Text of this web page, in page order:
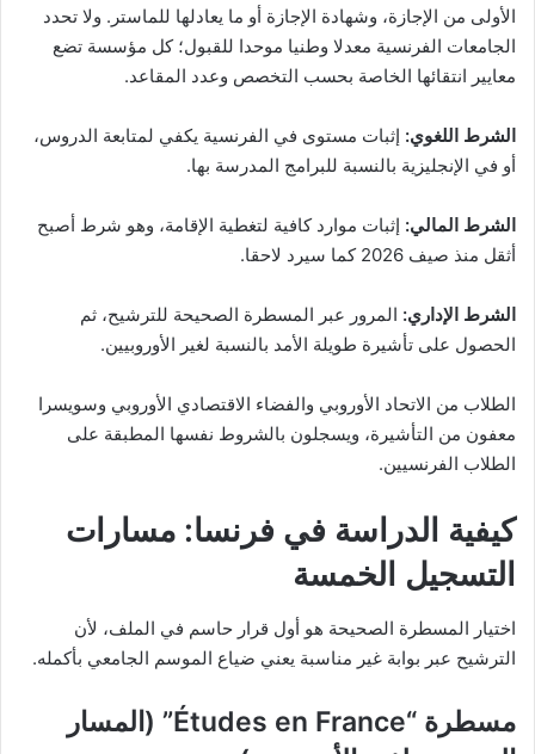
الأولى من الإجازة، وشهادة الإجازة أو ما يعادلها للماستر. ولا تحدد
الجامعات الفرنسية معدلا وطنيا موحدا للقبول؛ كل مؤسسة تضع
معايير انتقائها الخاصة بحسب التخصص وعدد المقاعد.
الشرط اللغوي: إثبات مستوى في الفرنسية يكفي لمتابعة الدروس،
أو في الإنجليزية بالنسبة للبرامج المدرسة بها.
الشرط المالي: إثبات موارد كافية لتغطية الإقامة، وهو شرط أصبح
أثقل منذ صيف 2026 كما سيرد لاحقا.
الشرط الإداري: المرور عبر المسطرة الصحيحة للترشيح، ثم
الحصول على تأشيرة طويلة الأمد بالنسبة لغير الأوروبيين.
الطلاب من الاتحاد الأوروبي والفضاء الاقتصادي الأوروبي وسويسرا
معفون من التأشيرة، ويسجلون بالشروط نفسها المطبقة على
الطلاب الفرنسيين.
كيفية الدراسة في فرنسا: مسارات
التسجيل الخمسة
اختيار المسطرة الصحيحة هو أول قرار حاسم في الملف، لأن
الترشيح عبر بوابة غير مناسبة يعني ضياع الموسم الجامعي بأكمله.
مسطرة “Études en France” (المسار